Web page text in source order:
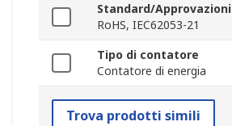
Standard/Approvazioni
RoHS, IEC62053-21
Tipo di contatore
Contatore di energia
Trova prodotti simili